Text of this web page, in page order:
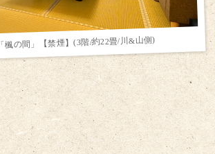
楓の間」【禁煙】(3階/約22畳/川&山側)